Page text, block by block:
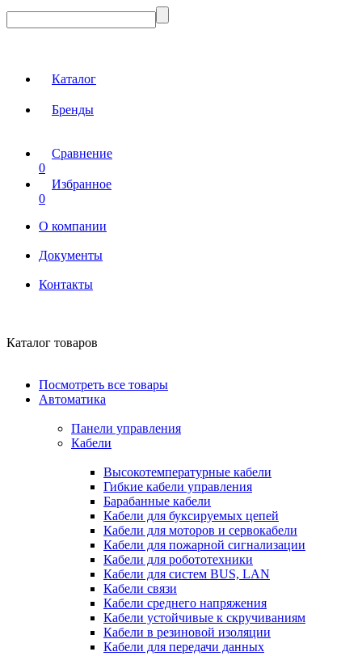
Каталог
Бренды
Сравнение
0
Избранное
0
О компании
Документы
Контакты
Каталог товаров
Посмотреть все товары
Автоматика
Панели управления
Кабели
Высокотемпературные кабели
Гибкие кабели управления
Барабанные кабели
Кабели для буксируемых цепей
Кабели для моторов и сервокабели
Кабели для пожарной сигнализации
Кабели для робототехники
Кабели для систем BUS, LAN
Кабели связи
Кабели среднего напряжения
Кабели устойчивые к скручиваниям
Кабели в резиновой изоляции
Кабели для передачи данных